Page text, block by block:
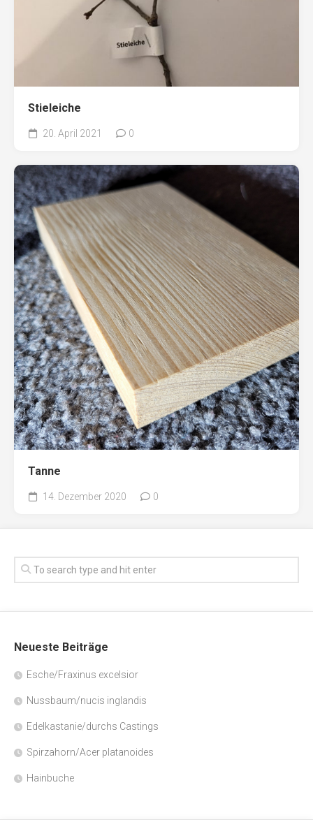
Stieleiche
20. April 2021 0
Tanne
14. Dezember 2020 0
Neueste Beiträge
Esche/Fraxinus excelsior
Nussbaum/nucis inglandis
Edelkastanie/durchs Castings
Spirzahorn/Acer platanoides
Hainbuche